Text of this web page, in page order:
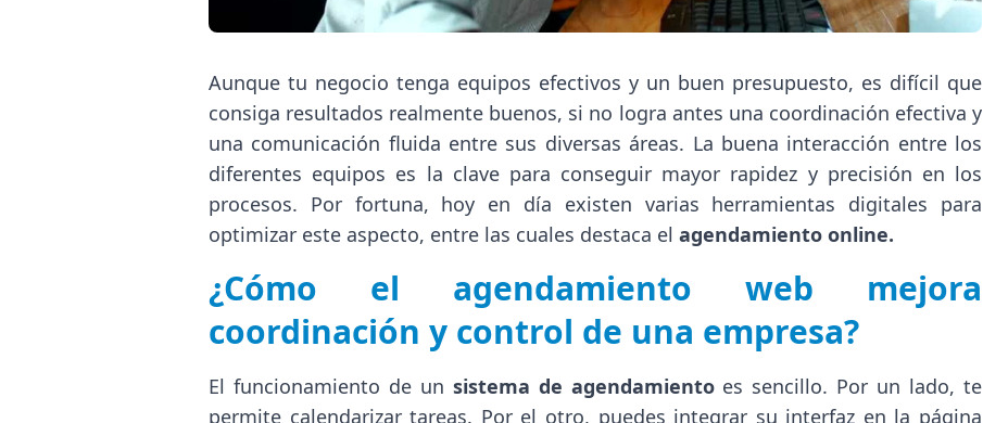
Aunque tu negocio tenga equipos efectivos y un buen presupuesto, es difícil que
consiga resultados realmente buenos, si no logra antes una coordinación efectiva y
una comunicación fluida entre sus diversas áreas. La buena interacción entre los
diferentes equipos es la clave para conseguir mayor rapidez y precisión en los
procesos. Por fortuna, hoy en día existen varias herramientas digitales para
optimizar este aspecto, entre las cuales destaca el agendamiento online.
¿Cómo el agendamiento web mejora
coordinación y control de una empresa?
El funcionamiento de un sistema de agendamiento​ es sencillo. Por un lado, te
permite calendarizar tareas. Por el otro, puedes integrar su interfaz en la página